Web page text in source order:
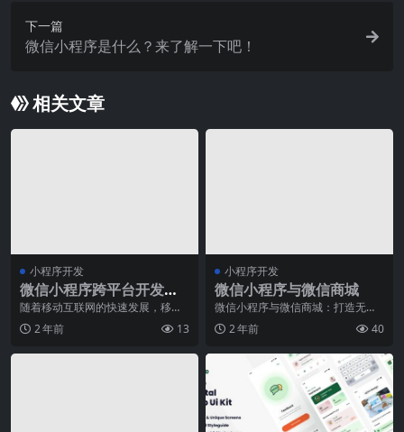
下一篇
微信小程序是什么？来了解一下吧！
相关文章
小程序开发
微信小程序跨平台开发：
如何实现一套代码兼容多
端
随着移动互联网的快速发展，移动
应用开发变得越来越重要。为满足
用户对更便捷、更快速
2 年前 13
小程序开发
微信小程序与微信商城
微信小程序与微信商城：打造无缝
线上线下购物体验随着移动互联网
的蓬勃发展，微信小程
2 年前 40